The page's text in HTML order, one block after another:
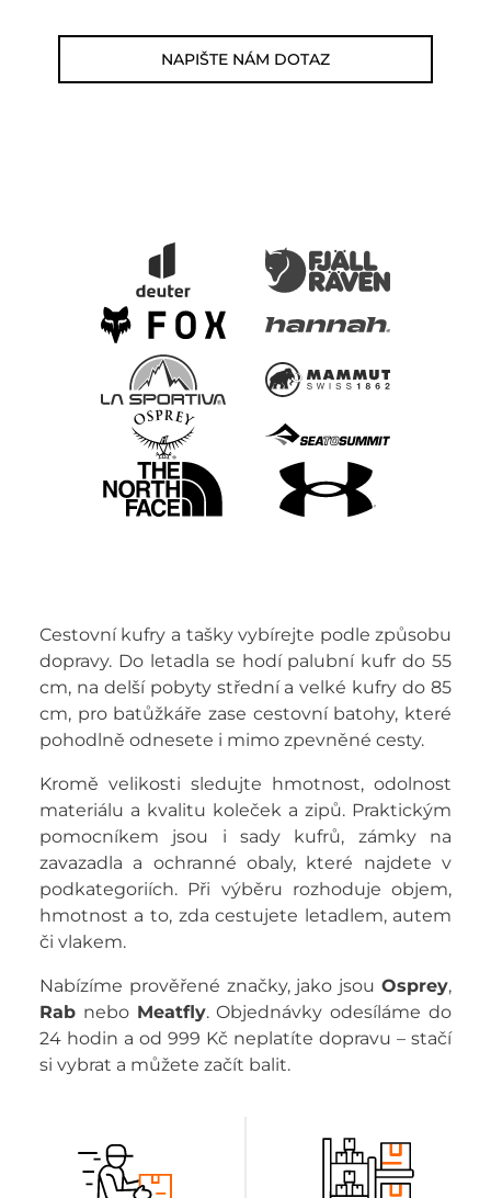
NAPIŠTE NÁM DOTAZ
Cestovní kufry a tašky vybírejte podle způsobu
dopravy. Do letadla se hodí palubní kufr do 55
cm, na delší pobyty střední a velké kufry do 85
cm, pro batůžkáře zase cestovní batohy, které
pohodlně odnesete i mimo zpevněné cesty.
Kromě velikosti sledujte hmotnost, odolnost
materiálu a kvalitu koleček a zipů. Praktickým
pomocníkem jsou i sady kufrů, zámky na
zavazadla a ochranné obaly, které najdete v
podkategoriích. Při výběru rozhoduje objem,
hmotnost a to, zda cestujete letadlem, autem
či vlakem.
Nabízíme prověřené značky, jako jsouOsprey,
Rabnebo Meatfly. Objednávky odesíláme do
24 hodin a od 999 Kč neplatíte dopravu – stačí
si vybrat a můžete začít balit.